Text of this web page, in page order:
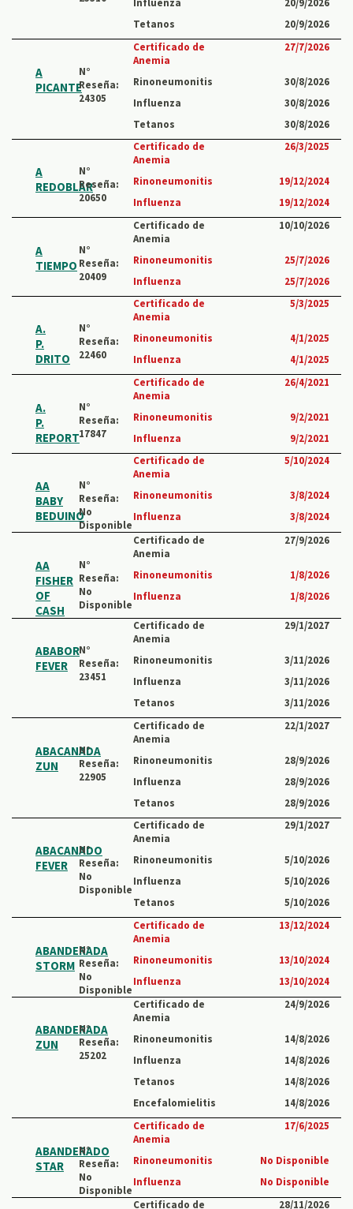
Influenza
20/9/2026
Tetanos
20/9/2026
A
PICANTE
N°
Reseña:
24305
Certificado de
Anemia
27/7/2026
Rinoneumonitis
30/8/2026
Influenza
30/8/2026
Tetanos
30/8/2026
A
REDOBLAR
N°
Reseña:
20650
Certificado de
Anemia
26/3/2025
Rinoneumonitis
19/12/2024
Influenza
19/12/2024
A
TIEMPO
N°
Reseña:
20409
Certificado de
Anemia
10/10/2026
Rinoneumonitis
25/7/2026
Influenza
25/7/2026
A.
P.
DRITO
N°
Reseña:
22460
Certificado de
Anemia
5/3/2025
Rinoneumonitis
4/1/2025
Influenza
4/1/2025
A.
P.
REPORT
N°
Reseña:
17847
Certificado de
Anemia
26/4/2021
Rinoneumonitis
9/2/2021
Influenza
9/2/2021
AA
BABY
BEDUINO
N°
Reseña:
No
Disponible
Certificado de
Anemia
5/10/2024
Rinoneumonitis
3/8/2024
Influenza
3/8/2024
AA
FISHER
OF
CASH
N°
Reseña:
No
Disponible
Certificado de
Anemia
27/9/2026
Rinoneumonitis
1/8/2026
Influenza
1/8/2026
ABABOR
FEVER
N°
Reseña:
23451
Certificado de
Anemia
29/1/2027
Rinoneumonitis
3/11/2026
Influenza
3/11/2026
Tetanos
3/11/2026
ABACANADA
ZUN
N°
Reseña:
22905
Certificado de
Anemia
22/1/2027
Rinoneumonitis
28/9/2026
Influenza
28/9/2026
Tetanos
28/9/2026
ABACANADO
FEVER
N°
Reseña:
No
Disponible
Certificado de
Anemia
29/1/2027
Rinoneumonitis
5/10/2026
Influenza
5/10/2026
Tetanos
5/10/2026
ABANDERADA
STORM
N°
Reseña:
No
Disponible
Certificado de
Anemia
13/12/2024
Rinoneumonitis
13/10/2024
Influenza
13/10/2024
ABANDERADA
ZUN
N°
Reseña:
25202
Certificado de
Anemia
24/9/2026
Rinoneumonitis
14/8/2026
Influenza
14/8/2026
Tetanos
14/8/2026
Encefalomielitis
14/8/2026
ABANDERADO
STAR
N°
Reseña:
No
Disponible
Certificado de
Anemia
17/6/2025
Rinoneumonitis
No Disponible
Influenza
No Disponible
Certificado de
28/11/2026